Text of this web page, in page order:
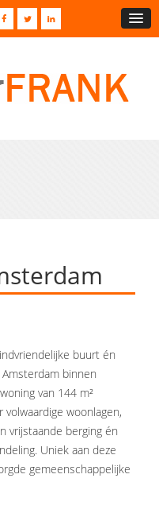
buurt én
binnen
van 144 m²
woonlagen,
vrijstaande berging én
Uniek aan deze
gemeenschappelijke